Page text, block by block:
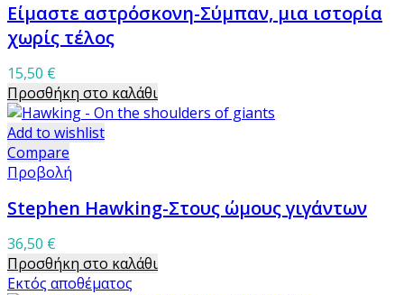
Είμαστε αστρόσκονη-Σύμπαν, μια ιστορία
χωρίς τέλος
15,50 €
Προσθήκη στο καλάθι
Add to wishlist
Compare
Προβολή
Stephen Hawking-Στους ώμους γιγάντων
36,50 €
Προσθήκη στο καλάθι
Εκτός αποθέματος